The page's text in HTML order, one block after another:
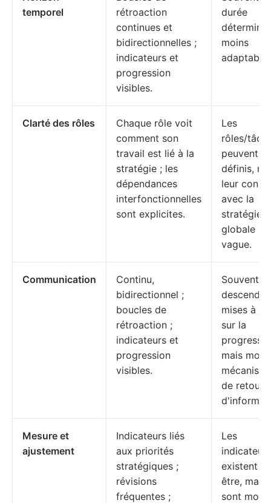
temporel
rétroaction
continues et
bidirectionnelles ;
indicateurs et
progression
visibles.
durée
moins
adaptable
Clarté des rôles
Chaque rôle voit
comment son
travail est lié à la
stratégie ; les
dépendances
interfonctionnelles
sont explicites.
Les
rôles/
peuvent
définis,
leur
avec la
stratégie
globale
vague.
Communication
Continu,
bidirectionnel ;
boucles de
rétroaction ;
indicateurs et
progression
visibles.
Souvent
mises à
sur la
mais
de retour
Mesure et
ajustement
Indicateurs liés
aux priorités
stratégiques ;
révisions
fréquentes ;
Les
indicateurs
existent
être, mais
sont